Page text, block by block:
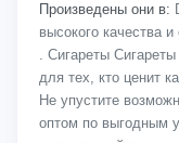
Произведены они в:
высокого качества
. Сигареты
для тех, кто ценит
Не упустите
оптом по выгодным